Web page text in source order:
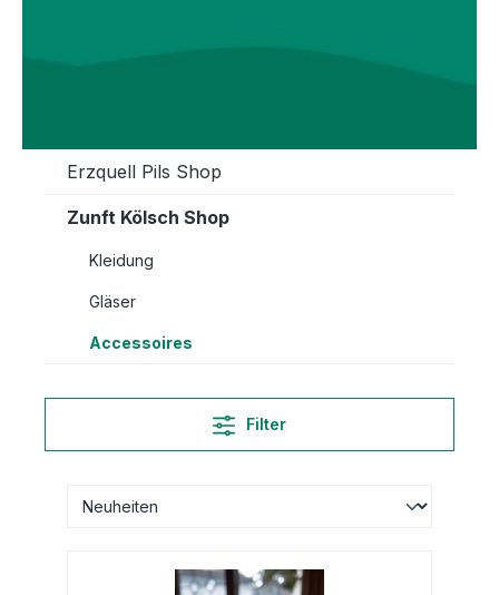
Erzquell Pils Shop
Zunft Kölsch Shop
Kleidung
Gläser
Accessoires
Filter